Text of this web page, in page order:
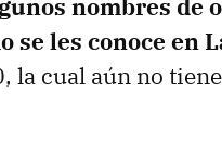
nombres de
se les conoce en
la cual aún no